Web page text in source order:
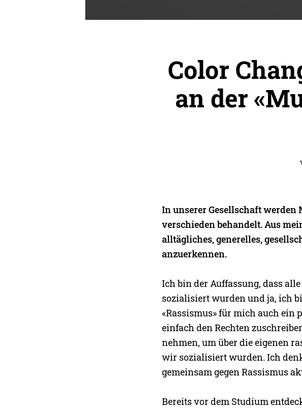
Color
an der
In unserer Gesellschaft
verschieden behandelt. Aus
alltägliches, generelles,
anzuerkennen.
Ich bin der Auffassung, dass
sozialisiert wurden und ja, ich
«Rassismus» für mich auch ein
einfach den Rechten
nehmen, um über die eigenen
wir sozialisiert wurden. Ich
gemeinsam gegen Rassismus
Bereits vor dem Studium